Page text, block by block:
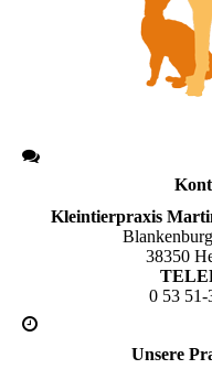
Kleintierpraxis
38350
0 53 51-
Unsere